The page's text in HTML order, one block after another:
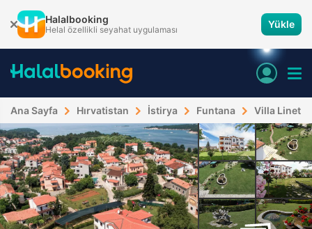
Halalbooking
Helal özellikli seyahat uygulaması Yükle
Ana Sayfa Hırvatistan İstirya Funtana Villa Linet